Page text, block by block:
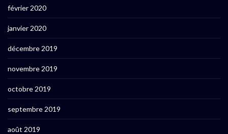
février 2020
janvier 2020
décembre 2019
novembre 2019
octobre 2019
septembre 2019
août 2019